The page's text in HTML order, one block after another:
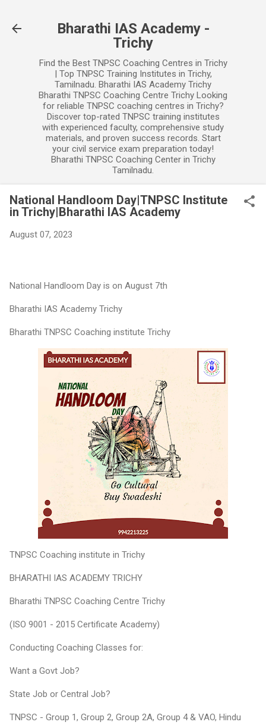
Bharathi IAS Academy -
Trichy
Find the Best TNPSC Coaching Centres in Trichy
| Top TNPSC Training Institutes in Trichy,
Tamilnadu. Bharathi IAS Academy Trichy
Bharathi TNPSC Coaching Centre Trichy Looking
for reliable TNPSC coaching centres in Trichy?
Discover top-rated TNPSC training institutes
with experienced faculty, comprehensive study
materials, and proven success records. Start
your civil service exam preparation today!
Bharathi TNPSC Coaching Center in Trichy
Tamilnadu.
National Handloom Day|TNPSC Institute
in Trichy|Bharathi IAS Academy
August 07, 2023
National Handloom Day is on August 7th
Bharathi IAS Academy Trichy
Bharathi TNPSC Coaching institute Trichy
TNPSC Coaching institute in Trichy
BHARATHI IAS ACADEMY TRICHY
Bharathi TNPSC Coaching Centre Trichy
(ISO 9001 - 2015 Certificate Academy)
Conducting Coaching Classes for:
Want a Govt Job?
State Job or Central Job?
TNPSC - Group 1, Group 2, Group 2A, Group 4 & VAO, Hindu